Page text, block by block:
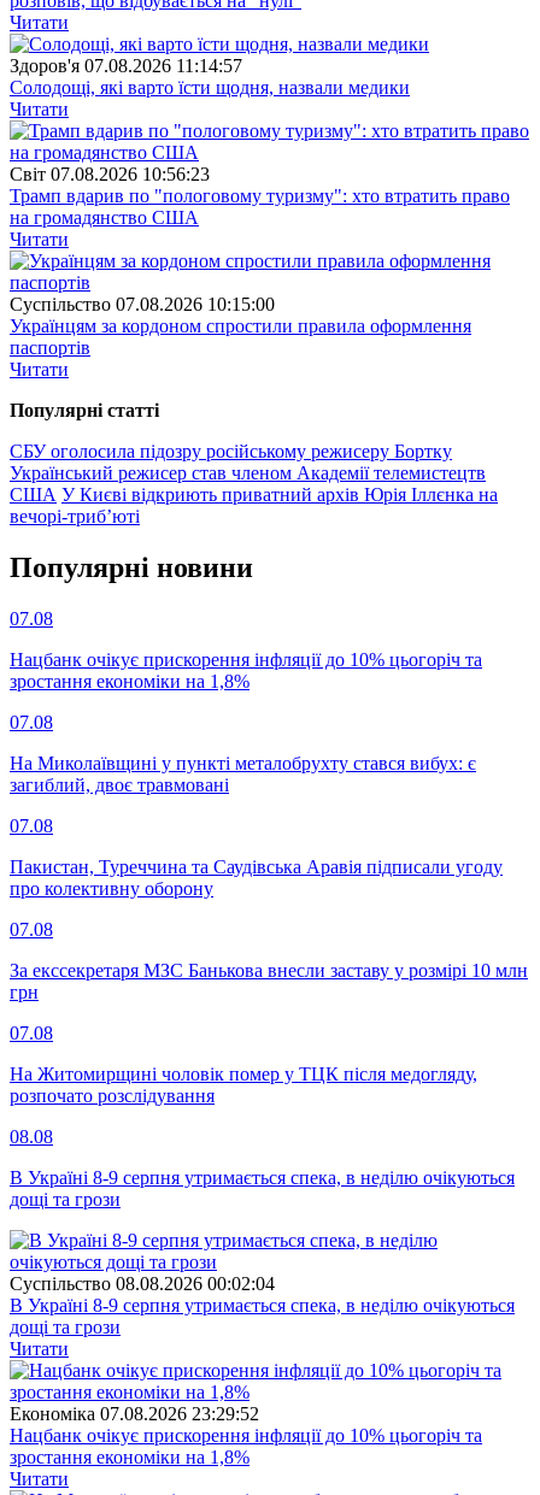
Читати
Здоров'я 07.08.2026 11:14:57
Солодощі, які варто їсти щодня, назвали медики
Читати
Свiт 07.08.2026 10:56:23
Трамп вдарив по "пологовому туризму": хто втратить право
на громадянство США
Читати
Суспiльство 07.08.2026 10:15:00
Українцям за кордоном спростили правила оформлення
паспортів
Читати
Популярнi статтi
СБУ оголосила підозру російському режисеру Бортку
Український режисер став членом Академії телемистецтв
США У Києві відкриють приватний архів Юрія Іллєнка на
вечорі-триб’юті
Популярнi новини
07.08
Нацбанк очікує прискорення інфляції до 10% цьогоріч та
зростання економіки на 1,8%
07.08
На Миколаївщині у пункті металобрухту стався вибух: є
загиблий, двоє травмовані
07.08
Пакистан, Туреччина та Саудівська Аравія підписали угоду
про колективну оборону
07.08
За екссекретаря МЗС Банькова внесли заставу у розмірі 10 млн
грн
07.08
На Житомирщині чоловік помер у ТЦК після медогляду,
розпочато розслідування
08.08
В Україні 8-9 серпня утримається спека, в неділю очікуються
дощі та грози
Суспiльство 08.08.2026 00:02:04
В Україні 8-9 серпня утримається спека, в неділю очікуються
дощі та грози
Читати
Економіка 07.08.2026 23:29:52
Нацбанк очікує прискорення інфляції до 10% цьогоріч та
зростання економіки на 1,8%
Читати